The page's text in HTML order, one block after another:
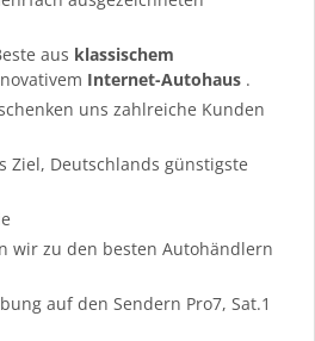
aus klassischem
Internet-Autohaus .
uns zahlreiche Kunden
Ziel, Deutschlands günstigste
wir zu den besten Autohändlern
auf den Sendern Pro7, Sat.1